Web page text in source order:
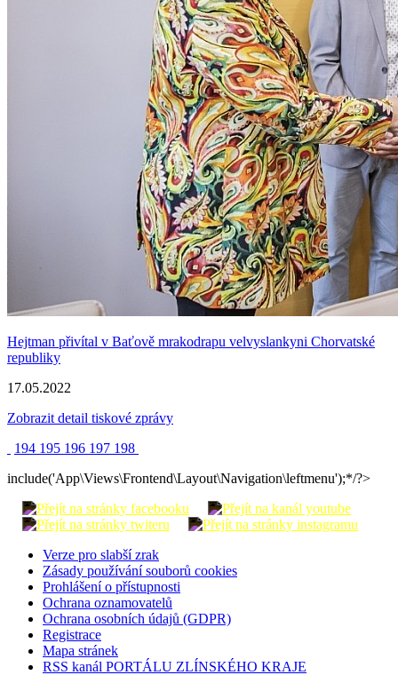
Hejtman přivítal v Baťově mrakodrapu velvyslankyni Chorvatské
republiky
17.05.2022
Zobrazit detail tiskové zprávy
194 195 196 197 198
include('App\Views\Frontend\Layout\Navigation\leftmenu');*/?>
Verze pro slabší zrak
Zásady používání souborů cookies
Prohlášení o přístupnosti
Ochrana oznamovatelů
Ochrana osobních údajů (GDPR)
Registrace
Mapa stránek
RSS kanál PORTÁLU ZLÍNSKÉHO KRAJE